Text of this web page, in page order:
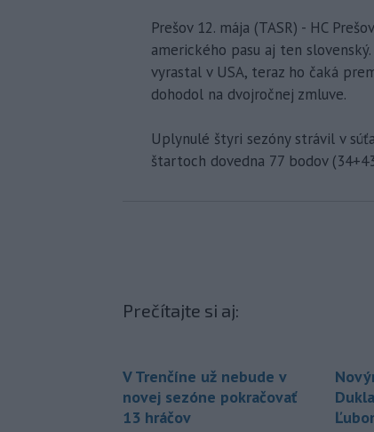
Prešov 12. mája (TASR) - HC
amerického pasu aj ten
vyrastal v USA, teraz ho čaká
dohodol na dvojročnej zmluve.
Uplynulé štyri sezóny strávil v
štartoch dovedna 77 bodov
Prečítajte si aj:
V Trenčíne už nebude v
novej sezóne pokračovať
13 hráčov